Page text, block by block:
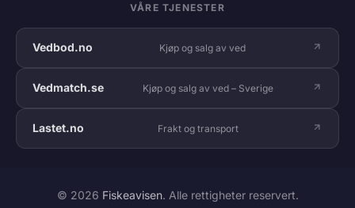
VÅRE TJENESTER
Vedbod.no Kjøp og salg av ved
Vedmatch.se Kjøp og salg av ved – Sverige
Lastet.no Frakt og transport
© 2026 Fiskeavisen. Alle rettigheter reservert.